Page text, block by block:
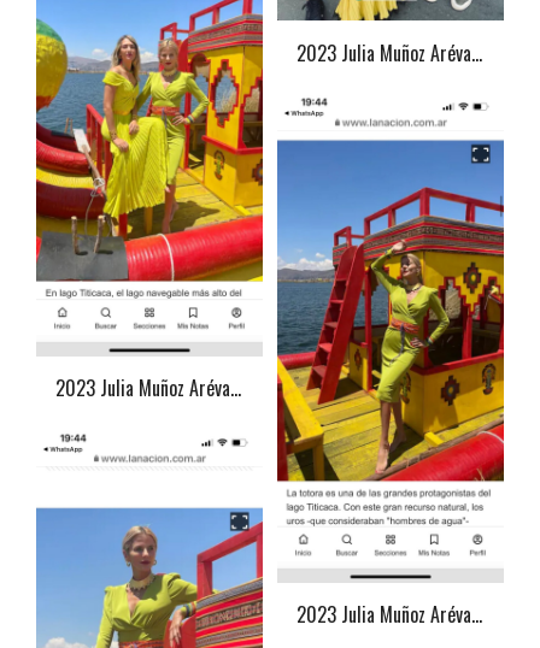
2023 Julia Muñoz Arévalo
2023 Julia Muñoz Arévalo
2023 Julia Muñoz Arévalo